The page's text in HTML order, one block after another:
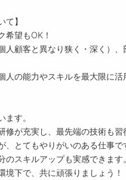
て】
希望もOK！
人顧客と異なり狭く・深く）
人の能力やスキルを最大限に
す。
修が充実し、最先端の技術も習
、とてもやりがいのある仕事で
のスキルアップも実感できます。
境下で、共に頑張りましょう！​